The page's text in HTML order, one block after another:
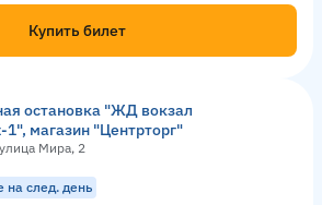
Купить билет
остановка "ЖД вокзал
магазин "Центрторг"
Мира, 2
на след. день